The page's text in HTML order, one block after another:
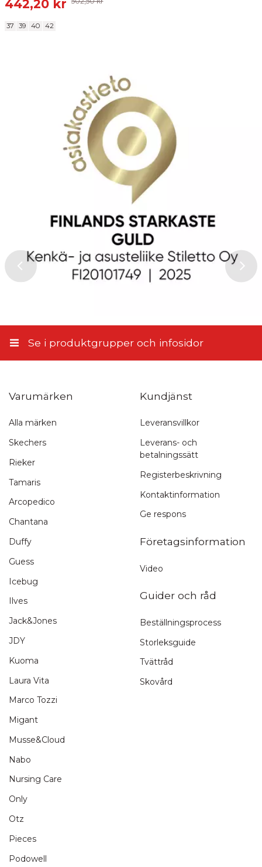
Skicka recension
442,20 kr
37 39 40 42
Snabb leverans
1-3 arbetsdagar
Se i produktgrupper och infosidor
Varumärken
Alla märken
Skechers
Rieker
Tamaris
Arcopedico
Chantana
Duffy
Guess
Icebug
Ilves
Jack&Jones
JDY
Kuoma
Laura Vita
Marco Tozzi
Migant
Musse&Cloud
Nabo
Nursing Care
Only
Otz
Pieces
Podowell
Kundjänst
Leveransvillkor
Leverans- och
betalningssätt
Registerbeskrivning
Kontaktinformation
Ge respons
Företagsinformation
Video
Guider och råd
Beställningsprocess
Storleksguide
Tvättråd
Skovård